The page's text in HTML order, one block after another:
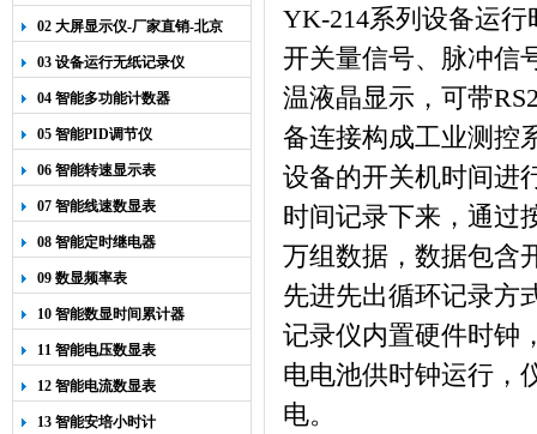
示仪
02 大屏显示仪-厂家直销-北京
宇科泰吉
03 设备运行无纸记录仪
04 智能多功能计数器
05 智能PID调节仪
06 智能转速显示表
07 智能线速数显表
08 智能定时继电器
09 数显频率表
10 智能数显时间累计器
11 智能电压数显表
12 智能电流数显表
13 智能安培小时计
YK-214系列设备运
开关量信号、脉冲信
温液晶显示，可带
备连接构成工业测控
设备的开关机时间进
时间记录下来，通过
万组数据，数据包含
先进先出循环记录方
记录仪内置硬件时钟
电电池供时钟运行，
电。